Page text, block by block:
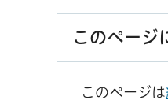
このページ
このページは